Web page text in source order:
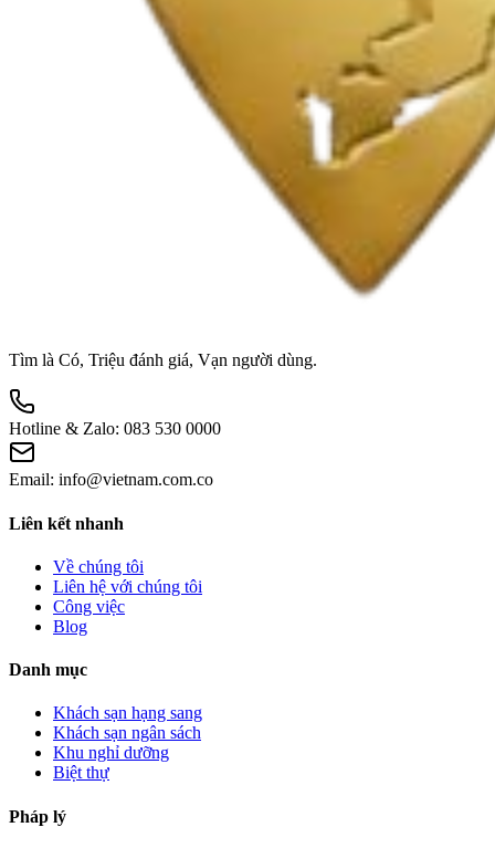
Tìm là Có, Triệu đánh giá, Vạn người dùng.
Hotline & Zalo: 083 530 0000
Email: info@vietnam.com.co
Liên kết nhanh
Về chúng tôi
Liên hệ với chúng tôi
Công việc
Blog
Danh mục
Khách sạn hạng sang
Khách sạn ngân sách
Khu nghỉ dưỡng
Biệt thự
Pháp lý